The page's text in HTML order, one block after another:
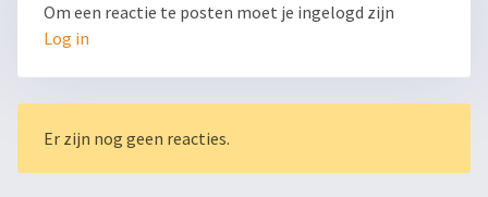
Om een reactie te posten moet je ingelogd zijn
Log in
Er zijn nog geen reacties.